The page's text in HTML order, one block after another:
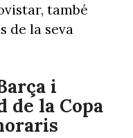
també
de la seva
i
de la Copa